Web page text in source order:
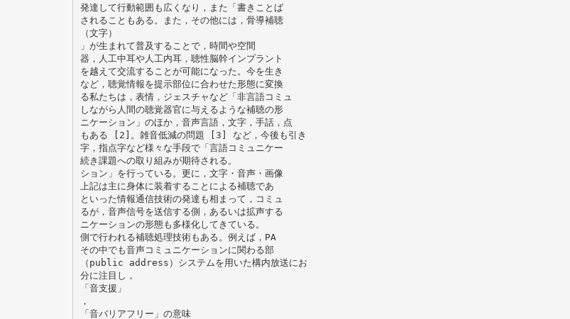
発達して行動範囲も広くなり，また「書きことば
されることもある。また，その他には，骨導補聴
（文字）
」が生まれて普及することで，時間や空間
器，人工中耳や人工内耳，聴性脳幹インプラント
を越えて交流することが可能になった。今を生き
など，聴覚情報を提示部位に合わせた形態に変換
る私たちは，表情，ジェスチャなど「非言語コミュ
しながら人間の聴覚器官に与えるような補聴の形
ニケーション」のほか，音声言語，文字，手話，点
もある [2]。雑音低減の問題 [3] など，今後も引き
字，指点字など様々な手段で「言語コミュニケー
続き課題への取り組みが期待される。
ション」を行っている。更に，文字・音声・画像
上記は主に身体に装着することによる補聴であ
といった情報通信技術の発達も相まって，コミュ
るが，音声信号を送信する側，あるいは拡声する
ニケーションの形態も多様化してきている。
側で行われる補聴処理技術もある。例えば，PA
その中でも音声コミュニケーションに関わる部
（public address）システムを用いた構内放送にお
分に注目し，
「音支援」
，
「音バリアフリー」の意味